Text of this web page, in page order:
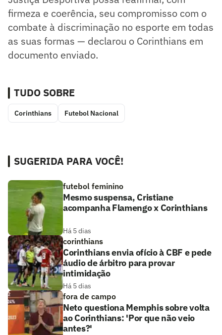
firmeza e coerência, seu compromisso com o
combate à discriminação no esporte em todas
as suas formas — declarou o Corinthians em
documento enviado.
TUDO SOBRE
Corinthians Futebol Nacional
SUGERIDA PARA VOCÊ!
futebol feminino
Mesmo suspensa, Cristiane
acompanha Flamengo x Corinthians
Há 5 dias
corinthians
Corinthians envia ofício à CBF e pede
áudio de árbitro para provar
intimidação
Há 5 dias
fora de campo
Neto questiona Memphis sobre volta
ao Corinthians: 'Por que não veio
antes?'